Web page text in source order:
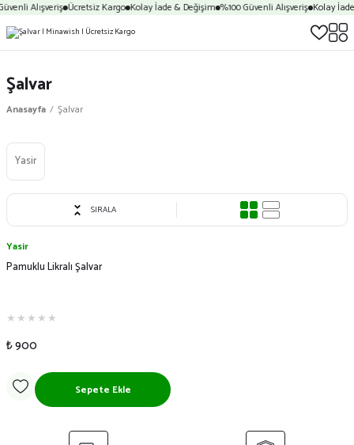
Alışveriş Ücretsiz Kargo Kolay İade & Değişim %100 Güvenli Alışveriş Kolay
Şalvar
Anasayfa Şalvar
Yasir
SIRALA
Yasir
Pamuklu Likralı Şalvar
₺ 900
Sepete Ekle